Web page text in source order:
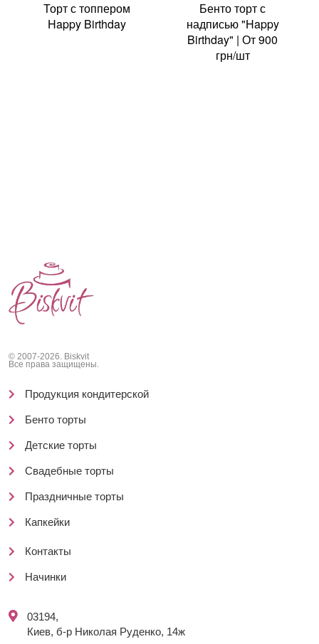
Торт с топпером
Happy Birthday
Бенто торт с
надписью "Happy
Birthday" | От 900
грн/шт
© 2007-2026. Biskvit
Все права защищены.
Продукция кондитерской
Бенто торты
Детские торты
Свадебные торты
Праздничные торты
Капкейки
Контакты
Начинки
03194,
Киев, б-р Николая Руденко, 14ж